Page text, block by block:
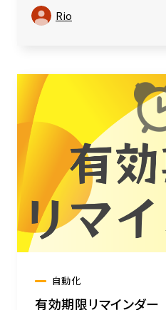
Rio
自動化
有効期限リマインダー